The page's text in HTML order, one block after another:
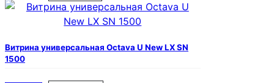
Витрина универсальная Octava U New LX SN
1500